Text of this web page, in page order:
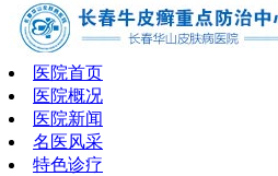
医院首页
医院概况
医院新闻
名医风采
特色诊疗